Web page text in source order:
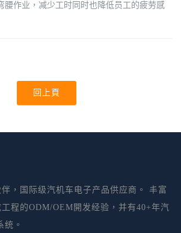
腰作业，减少工时同时也降低员工的疲劳感
回上頁
，国际级汽机车电子产品供应商。 丰富
程的ODM/OEM開发经验，并有40+年汽
统。